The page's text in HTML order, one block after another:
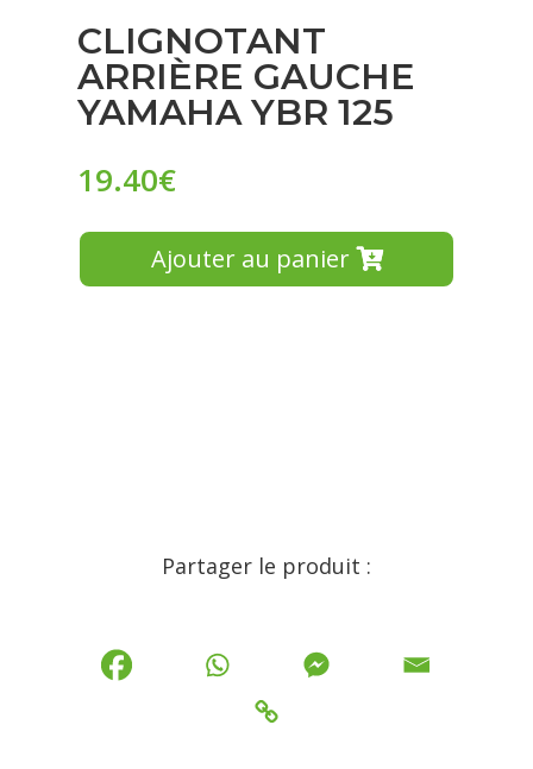
CLIGNOTANT
ARRIÈRE GAUCHE
YAMAHA YBR 125
19.40€
Ajouter au panier
Partager le produit :